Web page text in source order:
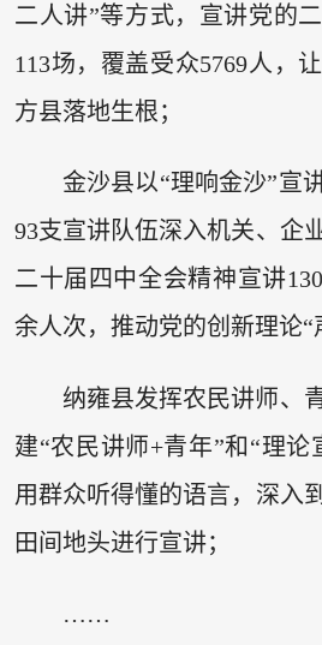
二人讲”等方式，宣讲党的
113场，覆盖受众5769人，
方县落地生根；
金沙县以“理响金沙”宣
93支宣讲队伍深入机关、企
二十届四中全会精神宣讲
余人次，推动党的创新理论“
纳雍县发挥农民讲师、
建“农民讲师+青年”和“理论
用群众听得懂的语言，深入
田间地头进行宣讲；
……